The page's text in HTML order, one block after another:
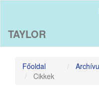
Content
Sidebar
TAYLOR
Főoldal
Cikkek